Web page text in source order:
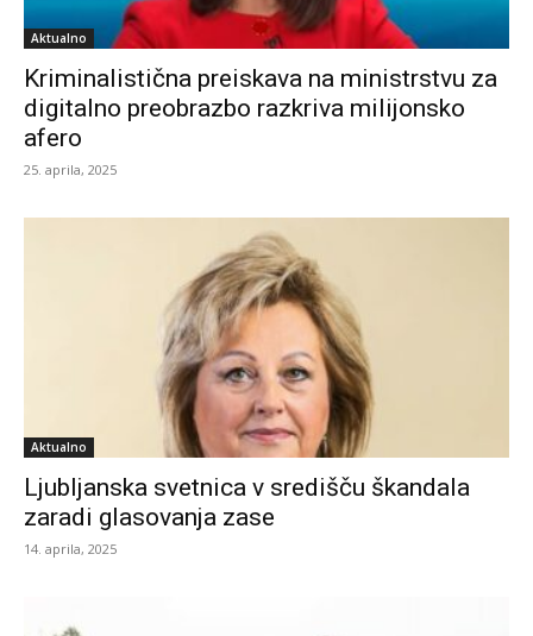
Aktualno
Kriminalistična preiskava na ministrstvu za
digitalno preobrazbo razkriva milijonsko
afero
25. aprila, 2025
Aktualno
Ljubljanska svetnica v središču škandala
zaradi glasovanja zase
14. aprila, 2025